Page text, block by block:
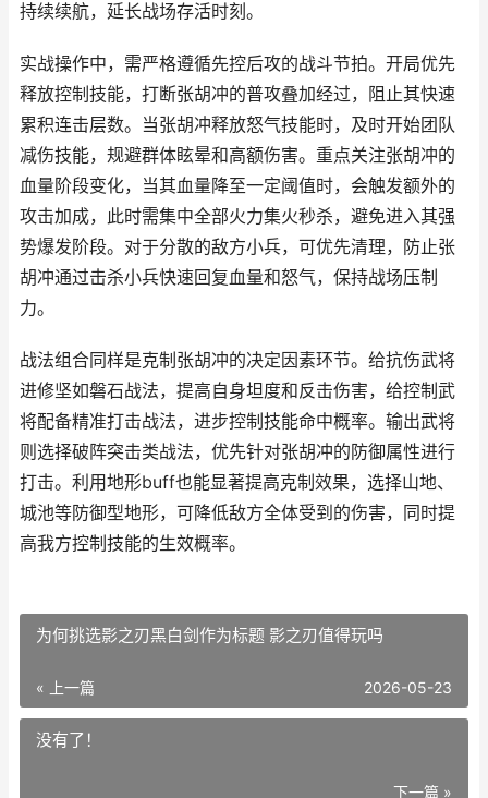
持续续航，延长战场存活时刻。
实战操作中，需严格遵循先控后攻的战斗节拍。开局优先
释放控制技能，打断张胡冲的普攻叠加经过，阻止其快速
累积连击层数。当张胡冲释放怒气技能时，及时开始团队
减伤技能，规避群体眩晕和高额伤害。重点关注张胡冲的
血量阶段变化，当其血量降至一定阈值时，会触发额外的
攻击加成，此时需集中全部火力集火秒杀，避免进入其强
势爆发阶段。对于分散的敌方小兵，可优先清理，防止张
胡冲通过击杀小兵快速回复血量和怒气，保持战场压制
力。
战法组合同样是克制张胡冲的决定因素环节。给抗伤武将
进修坚如磐石战法，提高自身坦度和反击伤害，给控制武
将配备精准打击战法，进步控制技能命中概率。输出武将
则选择破阵突击类战法，优先针对张胡冲的防御属性进行
打击。利用地形buff也能显著提高克制效果，选择山地、
城池等防御型地形，可降低敌方全体受到的伤害，同时提
高我方控制技能的生效概率。
为何挑选影之刃黑白剑作为标题 影之刃值得玩吗
« 上一篇 2026-05-23
没有了！
下一篇 »